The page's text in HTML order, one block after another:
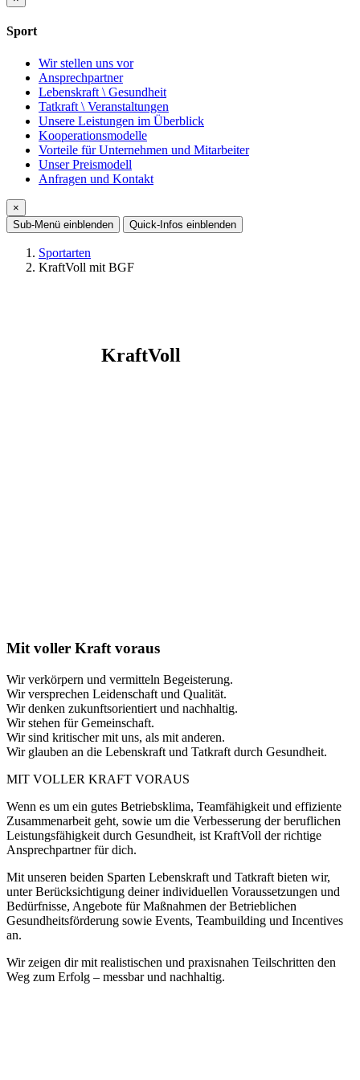
Sport
Wir stellen uns vor
Ansprechpartner
Lebenskraft \ Gesundheit
Tatkraft \ Veranstaltungen
Unsere Leistungen im Überblick
Kooperationsmodelle
Vorteile für Unternehmen und Mitarbeiter
Unser Preismodell
Anfragen und Kontakt
×
Sub-Menü einblenden Quick-Infos einblenden
Sportarten
KraftVoll mit BGF
KraftVoll
Mit voller Kraft voraus
Wir verkörpern und vermitteln Begeisterung.
Wir versprechen Leidenschaft und Qualität.
Wir denken zukunftsorientiert und nachhaltig.
Wir stehen für Gemeinschaft.
Wir sind kritischer mit uns, als mit anderen.
Wir glauben an die Lebenskraft und Tatkraft durch Gesundheit.
MIT VOLLER KRAFT VORAUS
Wenn es um ein gutes Betriebsklima, Teamfähigkeit und effiziente
Zusammenarbeit geht, sowie um die Verbesserung der beruflichen
Leistungsfähigkeit durch Gesundheit, ist KraftVoll der richtige
Ansprechpartner für dich.
Mit unseren beiden Sparten Lebenskraft und Tatkraft bieten wir,
unter Berücksichtigung deiner individuellen Voraussetzungen und
Bedürfnisse, Angebote für Maßnahmen der Betrieblichen
Gesundheitsförderung sowie Events, Teambuilding und Incentives
an.
Wir zeigen dir mit realistischen und praxisnahen Teilschritten den
Weg zum Erfolg – messbar und nachhaltig.